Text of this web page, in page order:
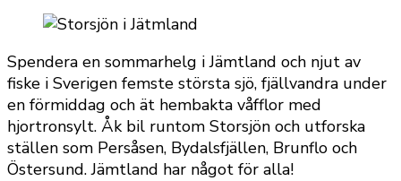
Spendera en sommarhelg i Jämtland och njut av
fiske i Sverigen femste största sjö, fjällvandra under
en förmiddag och ät hembakta våfflor med
hjortronsylt. Åk bil runtom Storsjön och utforska
ställen som Persåsen, Bydalsfjällen, Brunflo och
Östersund. Jämtland har något för alla!